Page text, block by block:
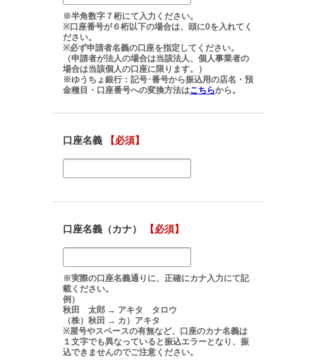
※半角数字７桁にて入力ください。
※口座番号が６桁以下の場合は、頭に0を入れてく
ださい。
※必ず申請者名義の口座を指定してください。
（申請者が法人の場合は当該法人、個人事業者の
場合は当該個人の口座に限ります。）
※ゆうちょ銀行：記号･番号から振込用の店名・預
金種目・口座番号への変換方法はこちらから。
口座名義 【必須】
口座名義（カナ） 【必須】
※実際の口座名義通りに、正確にカナ入力にて記
載ください。
例）
秋田 太郎 → アキタ タロウ
（株）秋田 → カ）アキタ
※屋号やスペースの有無など、口座のカナ名義は
１文字でも異なっていると振込エラーとなり、振
込できませんのでご注意ください。